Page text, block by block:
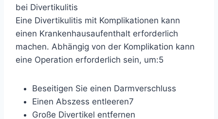
bei Divertikulitis
Eine Divertikulitis mit Komplikationen kann
einen Krankenhausaufenthalt erforderlich
machen. Abhängig von der Komplikation kann
eine Operation erforderlich sein, um:5
Beseitigen Sie einen Darmverschluss
Einen Abszess entleeren7
Große Divertikel entfernen